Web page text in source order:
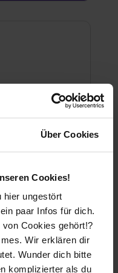
Über Cookies
Cookies!
hier ungestört
paar Infos für dich.
Cookies gehört!?
Wir erklären dir
Wunder dich bitte
komplizierter als du
2019
150